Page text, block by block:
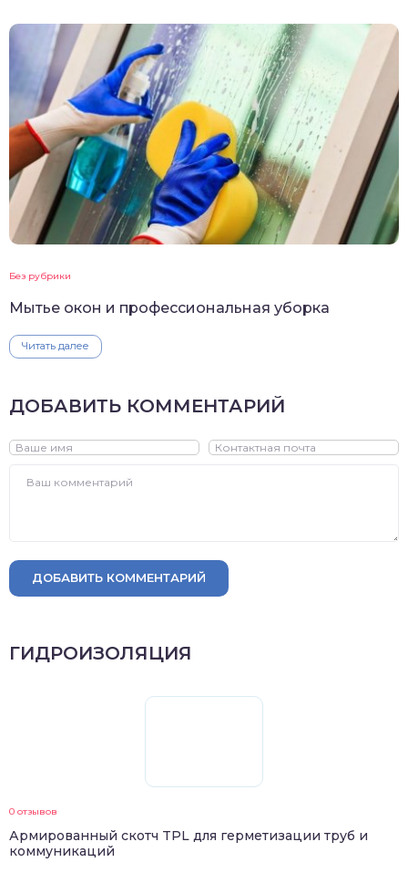
Без рубрики
Мытье окон и профессиональная уборка
Читать далее
ДОБАВИТЬ КОММЕНТАРИЙ
ДОБАВИТЬ КОММЕНТАРИЙ
ГИДРОИЗОЛЯЦИЯ
0 отзывов
Армированный скотч TPL для герметизации труб и
коммуникаций